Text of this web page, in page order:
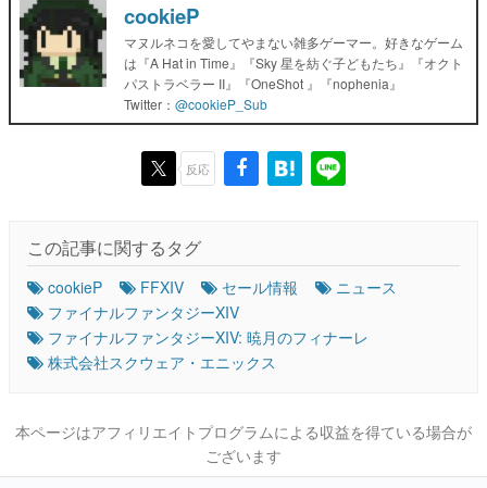
cookieP
マヌルネコを愛してやまない雑多ゲーマー。好きなゲーム
は『A Hat in Time』『Sky 星を紡ぐ子どもたち』『オクト
パストラベラー II』『OneShot 』『nophenia』
Twitter： @cookieP_Sub
反応
この記事に関するタグ
cookieP FFXIV セール情報
ニュース
ファイナルファンタジーXIV
ファイナルファンタジーXIV: 暁月のフィナーレ
株式会社スクウェア・エニックス
本ページはアフィリエイトプログラムによる収益を得ている場合が
ございます